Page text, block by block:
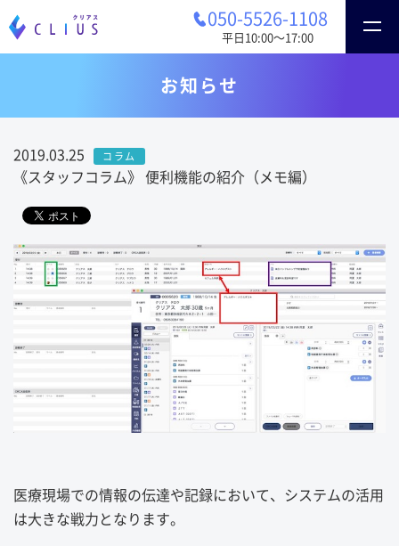
050-5526-1108
平日10:00〜17:00
お知らせ
2019.03.25 コラム
《スタッフコラム》 便利機能の紹介（メモ編）
医療現場での情報の伝達や記録において、システムの活用
は大きな戦力となります。